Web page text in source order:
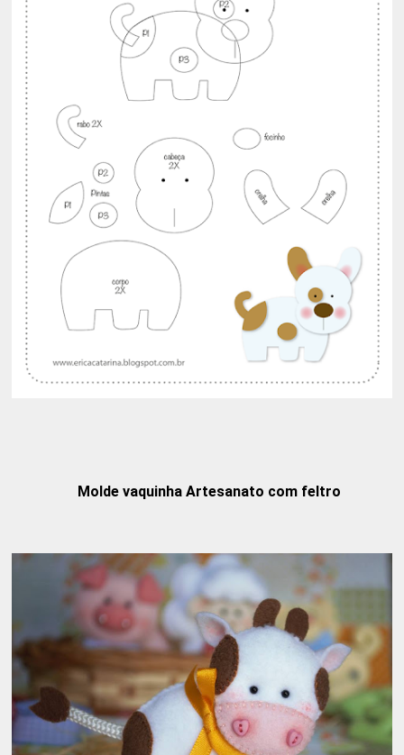
Molde vaquinha Artesanato com feltro